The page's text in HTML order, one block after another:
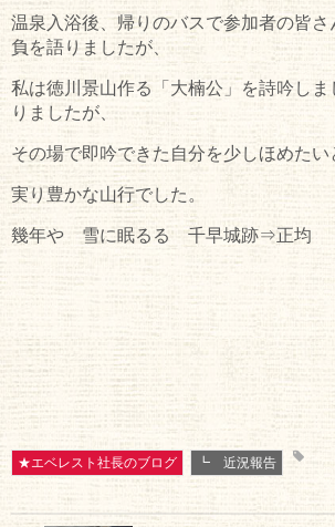
温泉入浴後、帰りのバスで参加者の皆
負を語りましたが、
私は徳川景山作る「大楠公」を詩吟しま
りましたが、
その場で即吟できた自分を少しほめたい
実り豊かな山行でした。
幾年や 雪に眠るる 千早城跡⇒正均
★エベレスト社長のブログ ┗ 近況報告